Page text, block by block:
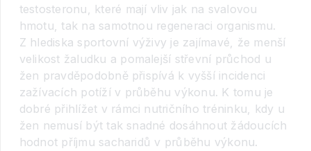
testosteronu, které mají vliv jak na svalovou
hmotu, tak na samotnou regeneraci organismu.
Z hlediska sportovní výživy je zajímavé, že menší
velikost žaludku a pomalejší střevní průchod u
žen pravděpodobně přispívá k vyšší incidenci
zažívacích potíží v průběhu výkonu. K tomu je
dobré přihlížet v rámci nutričního tréninku, kdy u
žen nemusí být tak snadné dosáhnout žádoucích
hodnot příjmu sacharidů v průběhu výkonu.